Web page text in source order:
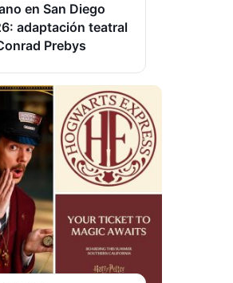
en San Diego
adaptación teatral
Prebys